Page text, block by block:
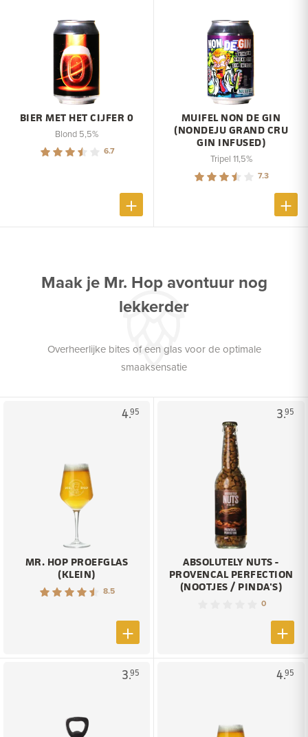
BIER MET HET CIJFER 0
Blond 5,5%
6.7
MUIFEL NON DE GIN
(NONDEJU GRAND CRU
GIN INFUSED)
Tripel 11,5%
7.3
Maak je Mr. Hop avontuur nog
lekkerder
Overheerlijke bites of een glas voor de optimale
smaaksensatie
4.95
MR. HOP PROEFGLAS
(KLEIN)
8.5
3.95
ABSOLUTELY NUTS -
PROVENCAL PERFECTION
(NOOTJES / PINDA'S)
0
3.95 4.95